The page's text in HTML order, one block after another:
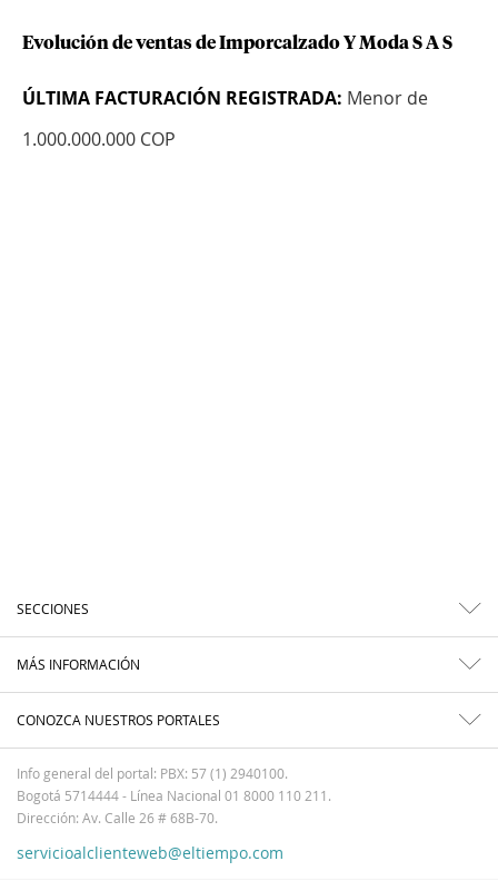
Evolución de ventas de Imporcalzado Y Moda S A S
ÚLTIMA FACTURACIÓN REGISTRADA: Menor de
1.000.000.000 COP
SECCIONES
MÁS INFORMACIÓN
CONOZCA NUESTROS PORTALES
Info general del portal: PBX: 57 (1) 2940100.
Bogotá 5714444 - Línea Nacional 01 8000 110 211.
Dirección: Av. Calle 26 # 68B-70.
servicioalclienteweb@eltiempo.com